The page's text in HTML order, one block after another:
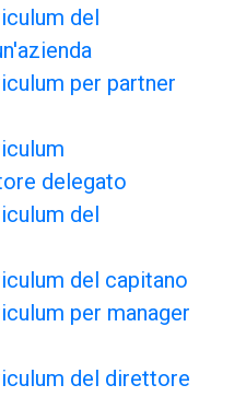
del
per partner
delegato
del
del capitano
per manager
del direttore